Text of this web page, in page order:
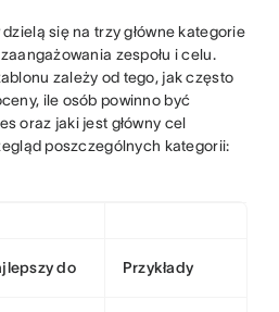
się na trzy główne kategorie
zespołu i celu.
zależy od tego, jak często
ile osób powinno być
oraz jaki jest główny cel
poszczególnych kategorii:
do Przykłady